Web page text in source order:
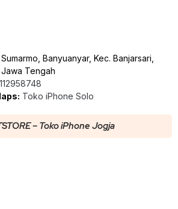
Banyuanyar, Kec. Banjarsari,
Tengah
Toko iPhone Solo
– Toko iPhone Jogja